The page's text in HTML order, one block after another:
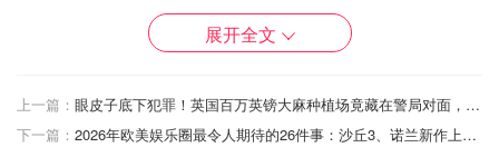
83% 认为商业街对社区福祉至关重要
展开全文
上一篇：
眼皮子底下犯罪！英国百万英镑大麻种植场竟藏在警局对面，警察每天路过都没发现…
下一篇：
2026年欧美娱乐圈最令人期待的26件事：沙丘3、诺兰新作上映、A妹跨界美国恐怖故事